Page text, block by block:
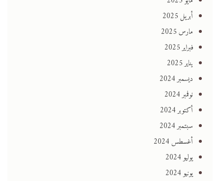
أبريل 2025
مارس 2025
فبراير 2025
يناير 2025
ديسمبر 2024
نوفمبر 2024
أكتوبر 2024
سبتمبر 2024
أغسطس 2024
يوليو 2024
يونيو 2024